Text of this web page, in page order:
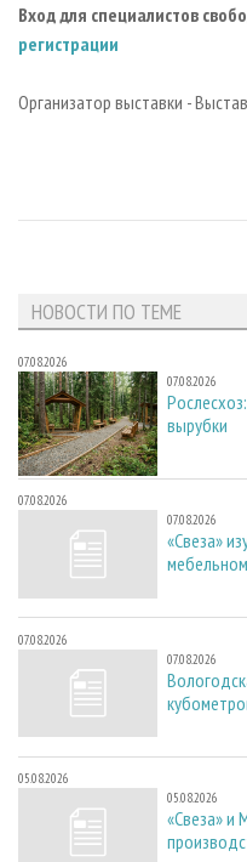
Вход для специалистов
регистрации
Организатор выставки -
НОВОСТИ ПО ТЕМЕ
07.08.2026
07.08.2026
вырубки
07.08.2026
07.08.2026
«Свеза»
07.08.2026
07.08.2026
05.08.2026
05.08.2026
«Свеза»